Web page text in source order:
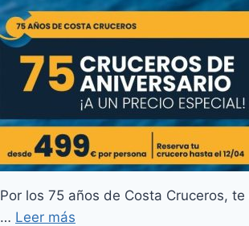
Por los 75 años de Costa Cruceros,
… Leer más